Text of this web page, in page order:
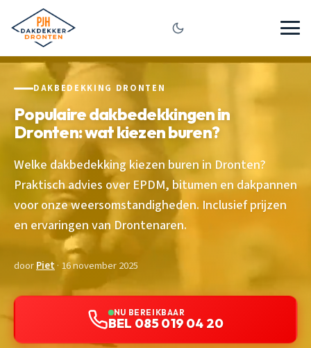
DAKBEDEKKING DRONTEN
Populaire dakbedekkingen in
Dronten: wat kiezen buren?
Welke dakbedekking kiezen buren in Dronten?
Praktisch advies over EPDM, bitumen en dakpannen
voor onze weersomstandigheden. Inclusief prijzen
en ervaringen van Drontenaren.
doorPiet· 16 november 2025
NU BEREIKBAAR
BEL 085 019 04 20